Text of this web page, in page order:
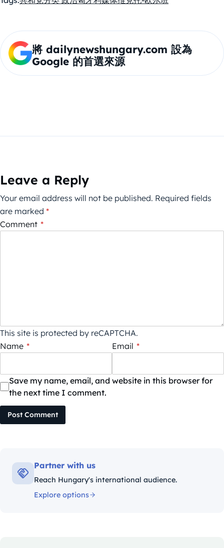
將 dailynewshungary.com 設為
Google 的首選來源
Leave a Reply
Your email address will not be published. Required fields
are marked *
Comment *
This site is protected by reCAPTCHA.
Name * Email *
Save my name, email, and website in this browser for
the next time I comment.
Post Comment
Partner with us
Reach Hungary's international audience.
Explore options